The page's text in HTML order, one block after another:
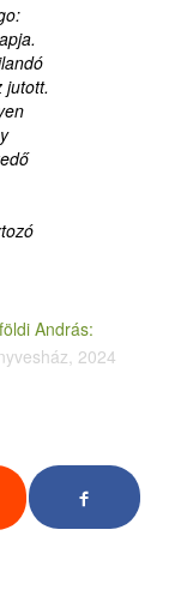
jutott.
András:
2024